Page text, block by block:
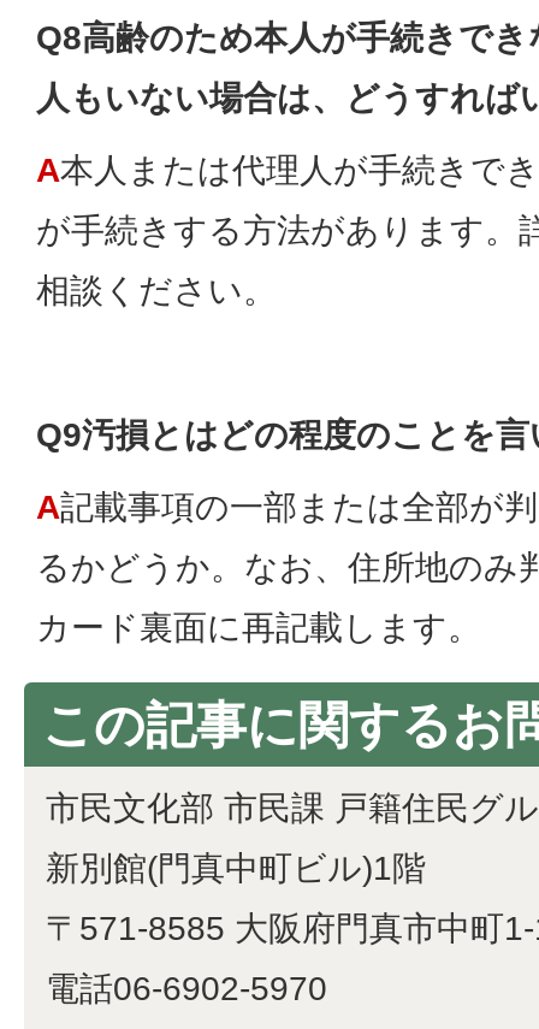
Q8高齢のため本人が手続きで
人もいない場合は、どうすれば
A本人または代理人が手続きで
が手続きする方法があります。
相談ください。
Q9汚損とはどの程度のことを
A記載事項の一部または全部が
るかどうか。なお、住所地のみ
カード裏面に再記載します。
この記事に関するお
市民文化部 市民課 戸籍住民グ
新別館(門真中町ビル)1階
〒571-8585 大阪府門真市中町
電話06-6902-5970